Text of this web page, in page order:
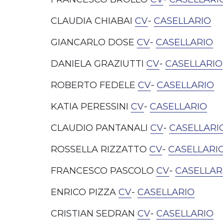
CLAUDIA CHIABAI CV- CASELLARIO
GIANCARLO DOSE CV- CASELLARIO
DANIELA GRAZIUTTI CV- CASELLARIO
ROBERTO FEDELE CV- CASELLARIO
KATIA PERESSINI CV- CASELLARIO
CLAUDIO PANTANALI CV-
ROSSELLA RIZZATTO CV-
FRANCESCO PASCOLO CV-
ENRICO PIZZA CV- CASELLARIO
CRISTIAN SEDRAN CV- CASELLARIO